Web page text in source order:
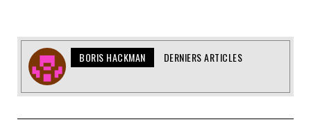
BORIS HACKMAN DERNIERS ARTICLES